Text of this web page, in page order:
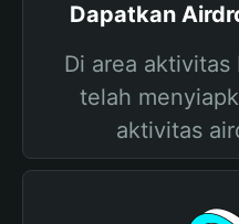
Dapatkan
Di area
telah
aktivitas